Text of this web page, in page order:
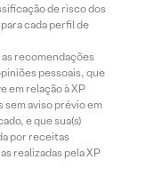
de risco dos
cada perfil de
recomendações
pessoais, que
em relação à XP
aviso prévio em
e que sua(s)
por receitas
realizadas pela XP